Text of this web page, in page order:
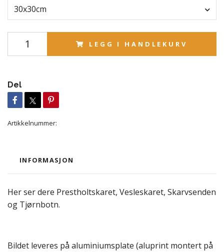
30x30cm
LEGG I HANDLEKURV
Del
Artikkelnummer:
INFORMASJON
Her ser dere Prestholtskaret, Vesleskaret, Skarvsenden
og Tjørnbotn.
Bildet leveres på aluminiumsplate (aluprint montert på